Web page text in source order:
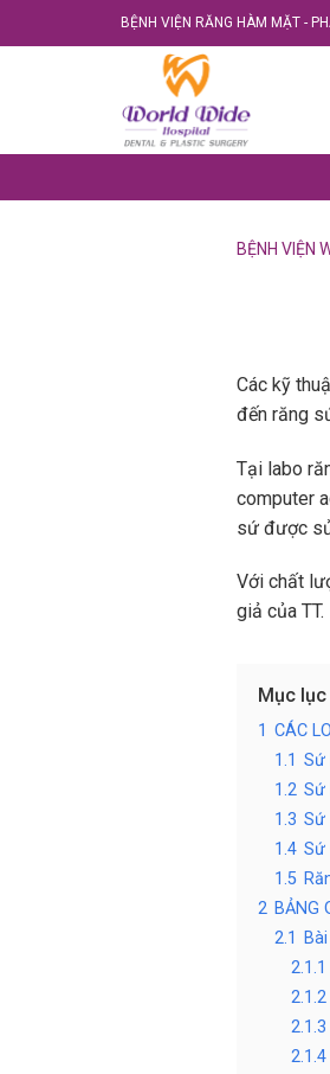
to
BỆNH VIỆN RĂNG HÀM MẶT -
BỆNH VIỆN
Các kỹ
đến răng
Tại labo
computer
sứ được
Với chất
giả của TT.
Mục lục
1 CÁC
1.1 Sứ
1.2 Sứ
1.3 Sứ
1.4 Sứ
1.5
2 BẢNG
2.1
2.1.1
2.1.2
2.1.3
2.1.4